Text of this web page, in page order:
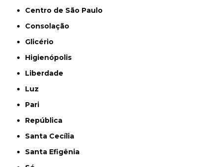
Centro de São Paulo
Consolação
Glicério
Higienópolis
Liberdade
Luz
Pari
República
Santa Cecília
Santa Efigênia